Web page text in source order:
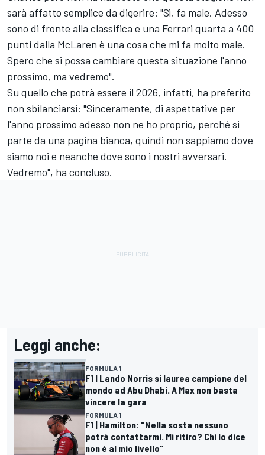
sarà affatto semplice da digerire: "Sì, fa male. Adesso
sono di fronte alla classifica e una Ferrari quarta a 400
punti dalla McLaren è una cosa che mi fa molto male.
Spero che si possa cambiare questa situazione l'anno
prossimo, ma vedremo".
Su quello che potrà essere il 2026, infatti, ha preferito
non sbilanciarsi: "Sinceramente, di aspettative per
l'anno prossimo adesso non ne ho proprio, perché si
parte da una pagina bianca, quindi non sappiamo dove
siamo noi e neanche dove sono i nostri avversari.
Vedremo", ha concluso.
Leggi anche:
FORMULA 1
F1 | Lando Norris si laurea campione del
mondo ad Abu Dhabi. A Max non basta
vincere la gara
FORMULA 1
F1 | Hamilton: "Nella sosta nessuno
potrà contattarmi. Mi ritiro? Chi lo dice
non è al mio livello"